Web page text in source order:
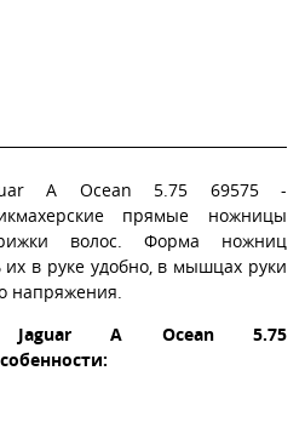
A Ocean 5.75 69575 -
прямые ножницы
волос. Форма ножниц
в руке удобно, в мышцах руки
напряжения.
Jaguar A Ocean 5.75